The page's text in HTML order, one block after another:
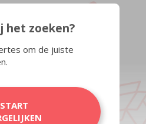
het zoeken?
om de juiste
START